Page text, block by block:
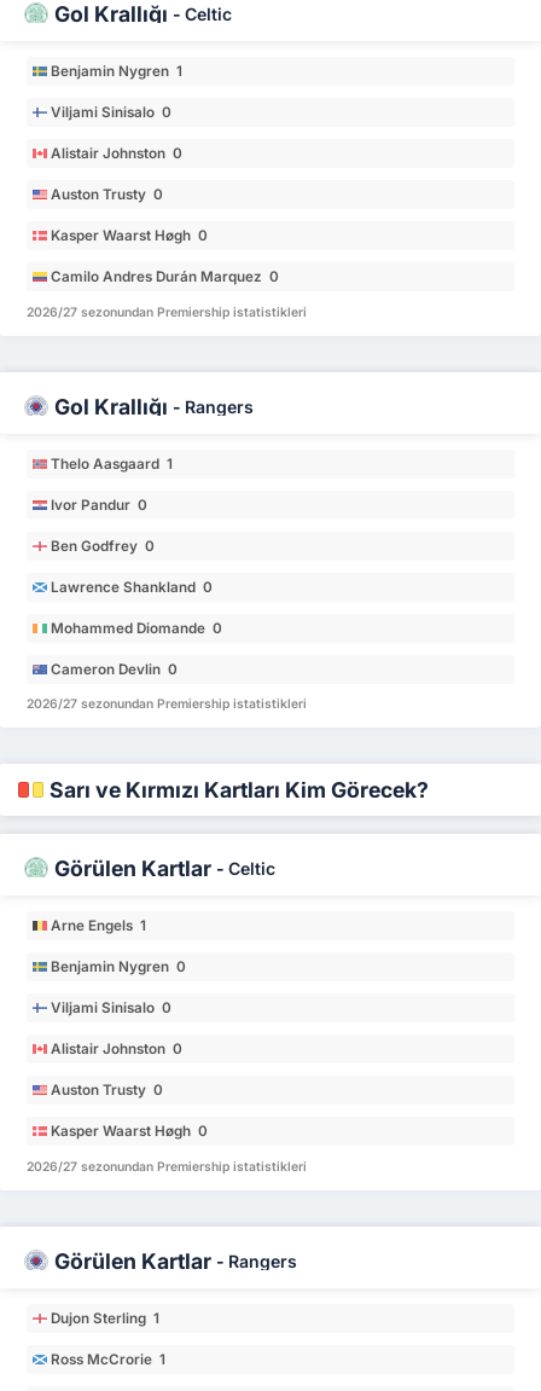
Gol Krallığı - Celtic
Benjamin Nygren 1
Viljami Sinisalo 0
Alistair Johnston 0
Auston Trusty 0
Kasper Waarst Høgh 0
Camilo Andres Durán Marquez 0
2026/27 sezonundan Premiership istatistikleri
Gol Krallığı - Rangers
Thelo Aasgaard 1
Ivor Pandur 0
Ben Godfrey 0
Lawrence Shankland 0
Mohammed Diomande 0
Cameron Devlin 0
2026/27 sezonundan Premiership istatistikleri
Sarı ve Kırmızı Kartları Kim Görecek?
Görülen Kartlar - Celtic
Arne Engels 1
Benjamin Nygren 0
Viljami Sinisalo 0
Alistair Johnston 0
Auston Trusty 0
Kasper Waarst Høgh 0
2026/27 sezonundan Premiership istatistikleri
Görülen Kartlar - Rangers
Dujon Sterling 1
Ross McCrorie 1